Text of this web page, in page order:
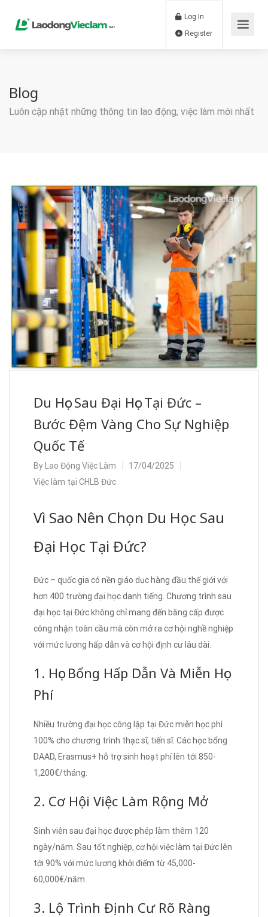
Log In
Blog
Luôn cập nhật những thông tin lao động, việc làm mới nhất
Du Học Sau Đại Học Tại Đức –
Bước Đệm Vàng Cho Sự Nghiệp
Quốc Tế
By Lao Động Việc Làm
17/04/2025
Việc làm tại CHLB Đức
Vì Sao Nên Chọn Du Học Sau
Đại Học Tại Đức?
Đức – quốc gia có nền giáo dục hàng đầu thế giới với
hơn 400 trường đại học danh tiếng. Chương trình sau
đại học tại Đức không chỉ mang đến bằng cấp được
công nhận toàn cầu mà còn mở ra cơ hội nghề nghiệp
với mức lương hấp dẫn và cơ hội định cư lâu dài.
1. Học Bổng Hấp Dẫn Và Miễn Học
Phí
Nhiều trường đại học công lập tại Đức miễn học phí
100% cho chương trình thạc sĩ, tiến sĩ. Các học bổng
DAAD, Erasmus+ hỗ trợ sinh hoạt phí lên tới 850-
1,200€/tháng.
2. Cơ Hội Việc Làm Rộng Mở
Sinh viên sau đại học được phép làm thêm 120
ngày/năm. Sau tốt nghiệp, cơ hội việc làm tại Đức lên
tới 90% với mức lương khởi điểm từ 45,000-
60,000€/năm.
3. Lộ Trình Định Cư Rõ Ràng